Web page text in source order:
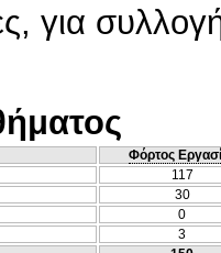
για
Φόρτος
117
30
0
3